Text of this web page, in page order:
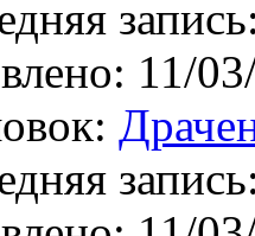
запись:
11/
запись: